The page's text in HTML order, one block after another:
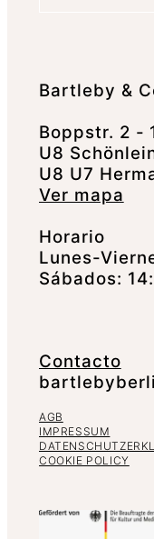
Bartleby &
Boppstr. 2 -
U8
U8 U7
Ver mapa
Horario
Lunes-
Sábados:
Contacto
AGB
IMPRESSUM
COOKIE POLICY